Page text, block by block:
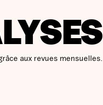
aux revues mensuelles.